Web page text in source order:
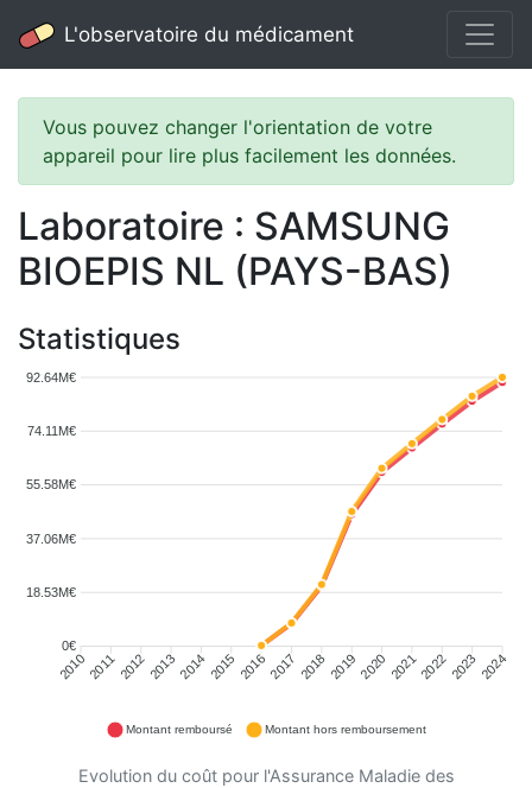
L'observatoire du médicament
Vous pouvez changer l'orientation de votre
appareil pour lire plus facilement les données.
Laboratoire : SAMSUNG
BIOEPIS NL (PAYS-BAS)
Statistiques
92.64M€
74.11M€
55.58M€
37.06M€
18.53M€
0€
201020112012201320142015 20162017 2018 20192020 202120222023 2024
Montant remboursé Montant hors remboursement
Evolution du coût pour l'Assurance Maladie des